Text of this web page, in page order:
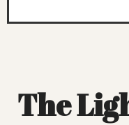
The